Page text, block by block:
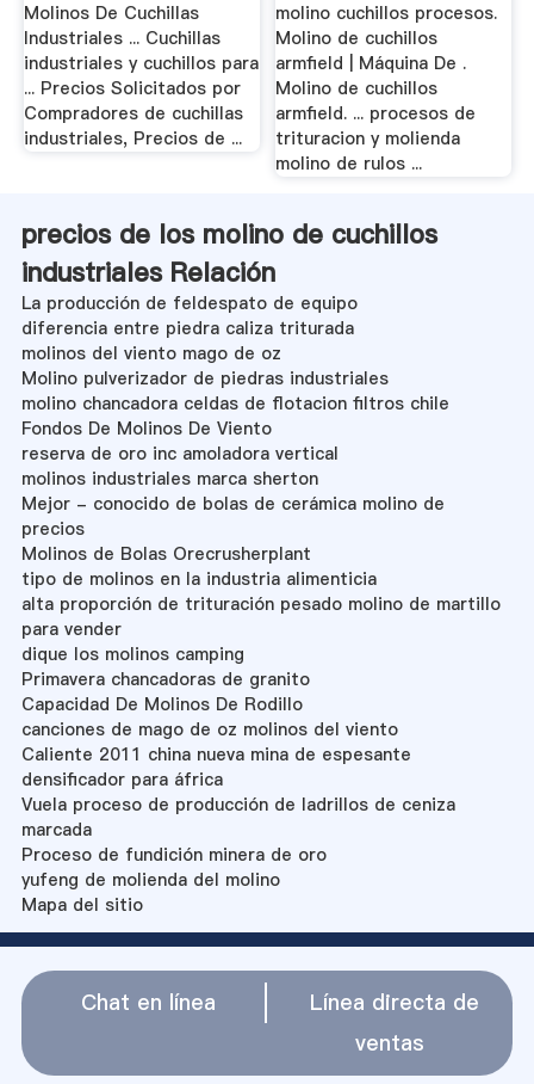
Molinos De Cuchillas
Industriales ... Cuchillas
industriales y cuchillos para
... Precios Solicitados por
Compradores de cuchillas
industriales, Precios de ...
molino cuchillos procesos.
Molino de cuchillos
armfield | Máquina De .
Molino de cuchillos
armfield. ... procesos de
trituracion y molienda
molino de rulos ...
precios de los molino de cuchillos
industriales Relación
La producción de feldespato de equipo
diferencia entre piedra caliza triturada
molinos del viento mago de oz
Molino pulverizador de piedras industriales
molino chancadora celdas de flotacion filtros chile
Fondos De Molinos De Viento
reserva de oro inc amoladora vertical
molinos industriales marca sherton
Mejor - conocido de bolas de cerámica molino de
precios
Molinos de Bolas Orecrusherplant
tipo de molinos en la industria alimenticia
alta proporción de trituración pesado molino de martillo
para vender
dique los molinos camping
Primavera chancadoras de granito
Capacidad De Molinos De Rodillo
canciones de mago de oz molinos del viento
Caliente 2011 china nueva mina de espesante
densificador para áfrica
Vuela proceso de producción de ladrillos de ceniza
marcada
Proceso de fundición minera de oro
yufeng de molienda del molino
Mapa del sitio
Chat en línea
Línea directa de
ventas